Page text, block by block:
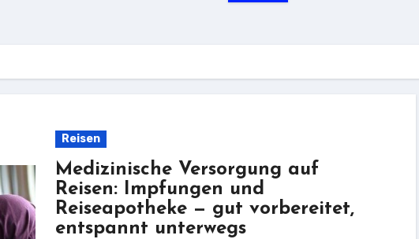
Reisen
Medizinische Versorgung auf
Reisen: Impfungen und
Reiseapotheke — gut vorbereitet,
entspannt unterwegs